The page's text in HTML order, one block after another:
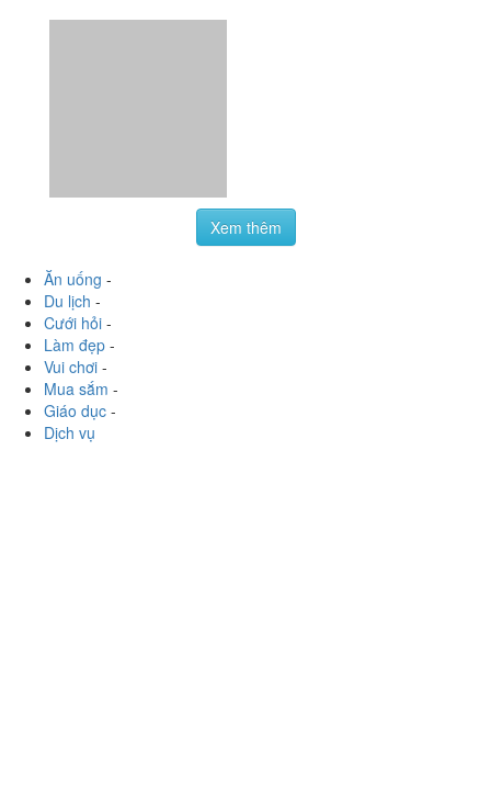
Xem thêm
Ăn uống -
Du lịch -
Cưới hỏi -
Làm đẹp -
Vui chơi -
Mua sắm -
Giáo dục -
Dịch vụ